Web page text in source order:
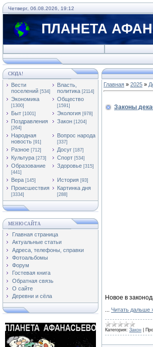
Четверг, 06.08.2026, 19:12
ПЛАНЕТА
СЮДА!
Вести
поселений [534]
Власть,
политика [2114]
Экономика
[1300]
Общество
[1591]
Быт [1001] Экология [978]
Поздравления
[264]
Закон [1204]
Народная
новость [91]
Вопрос народа
[337]
Разное [712] Досуг [187]
Культура [273] Спорт [534]
Образование
[441]
Здоровье [315]
Вера [145] История [93]
Происшествия
[3334]
Картинка дня
[288]
МЕНЮ САЙТА
Главная страница
Актуальные статьи
Адреса, телефоны, справки
Фотоальбомы
Форум
Гостевая книга
Обратная связь
О сайте
Деревни и сёла
Главная » 2025 »
Законы
Новое в
Читать дальше
Категория: Закон